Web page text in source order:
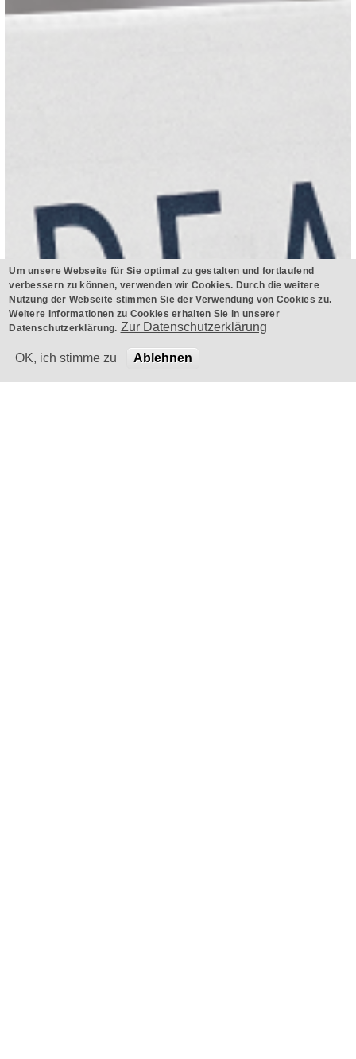
Um unsere Webseite für Sie optimal zu gestalten und fortlaufend
verbessern zu können, verwenden wir Cookies. Durch die weitere
Nutzung der Webseite stimmen Sie der Verwendung von Cookies zu.
Weitere Informationen zu Cookies erhalten Sie in unserer
Datenschutzerklärung. Zur Datenschutzerklärung
OK, ich stimme zu Ablehnen